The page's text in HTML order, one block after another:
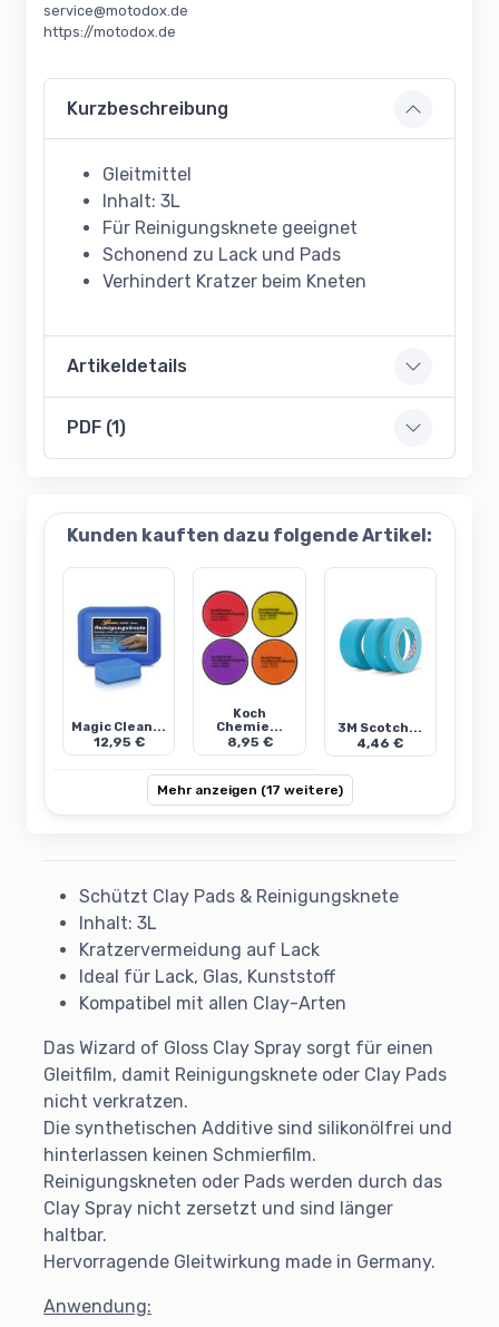
service@motodox.de
https://motodox.de
Kurzbeschreibung
Gleitmittel
Inhalt: 3L
Für Reinigungsknete geeignet
Schonend zu Lack und Pads
Verhindert Kratzer beim Kneten
Artikeldetails
PDF (1)
Kunden kauften dazu folgende Artikel:
Magic Clean...
12,95 €
Koch
Chemie...
8,95 €
3M Scotch...
4,46 €
Mehr anzeigen (17 weitere)
Schützt Clay Pads & Reinigungsknete
Inhalt: 3L
Kratzervermeidung auf Lack
Ideal für Lack, Glas, Kunststoff
Kompatibel mit allen Clay-Arten
Das Wizard of Gloss Clay Spray sorgt für einen
Gleitfilm, damit Reinigungsknete oder Clay Pads
nicht verkratzen.
Die synthetischen Additive sind silikonölfrei und
hinterlassen keinen Schmierfilm.
Reinigungskneten oder Pads werden durch das
Clay Spray nicht zersetzt und sind länger
haltbar.
Hervorragende Gleitwirkung made in Germany.
Anwendung: